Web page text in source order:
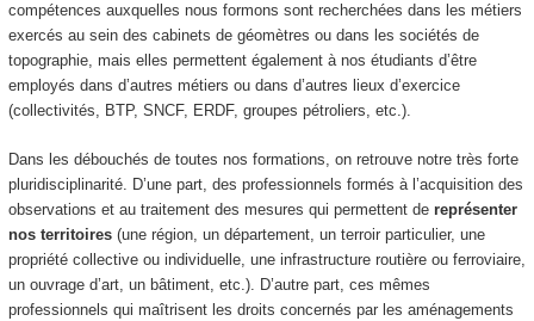
compétences auxquelles nous formons sont recherchées dans les métiers
exercés au sein des cabinets de géomètres ou dans les sociétés de
topographie, mais elles permettent également à nos étudiants d’être
employés dans d’autres métiers ou dans d’autres lieux d’exercice
(collectivités, BTP, SNCF, ERDF, groupes pétroliers, etc.).
Dans les débouchés de toutes nos formations, on retrouve notre très forte
pluridisciplinarité. D’une part, des professionnels formés à l’acquisition des
observations et au traitement des mesures qui permettent de représenter
nos territoires(une région, un département, un terroir particulier, une
propriété collective ou individuelle, une infrastructure routière ou ferroviaire,
un ouvrage d’art, un bâtiment, etc.). D’autre part, ces mêmes
professionnels qui maîtrisent les droits concernés par les aménagements